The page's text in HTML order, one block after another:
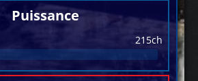
Puissance
215ch